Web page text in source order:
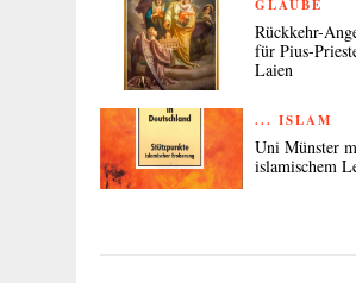
GLAUBE
Rückkehr-
für Pius-
Laien
... ISLAM
Uni Münster
islamischem